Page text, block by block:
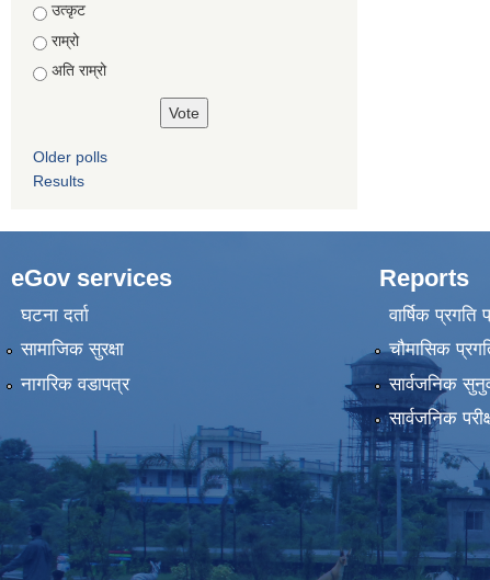
उत्कृट
राम्रो
अति राम्रो
Older polls
Results
eGov services
घटना दर्ता
सामाजिक सुरक्षा
नागरिक वडापत्र
Reports
वार्षिक प्रगति
चौमासिक
सार्वजनिक
सार्वजनिक